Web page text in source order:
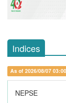
Indices
As of 2026/08/07
NEPSE